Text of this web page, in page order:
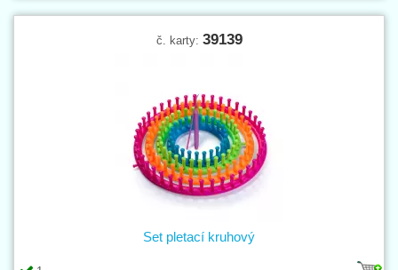
č. karty: 39139
Set pletací kruhový